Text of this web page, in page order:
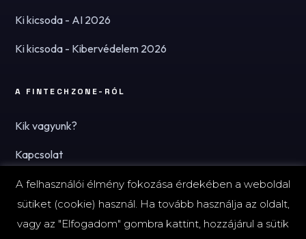
Ki kicsoda - AI 2026
Ki kicsoda - Kibervédelem 2026
A FINTECHZONE-RÓL
Kik vagyunk?
Kapcsolat
Hírlevél
A felhasználói élmény fokozása érdekében a weboldal
sütiket (cookie) használ. Ha tovább használja az oldalt,
vagy az "Elfogadom" gombra kattint, hozzájárul a sütik